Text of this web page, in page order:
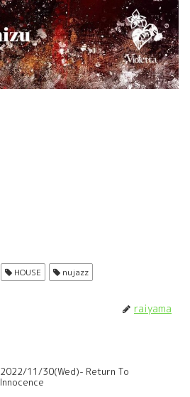
HOUSE nujazz
raiyama
2022/11/30(Wed)- Return To
Innocence